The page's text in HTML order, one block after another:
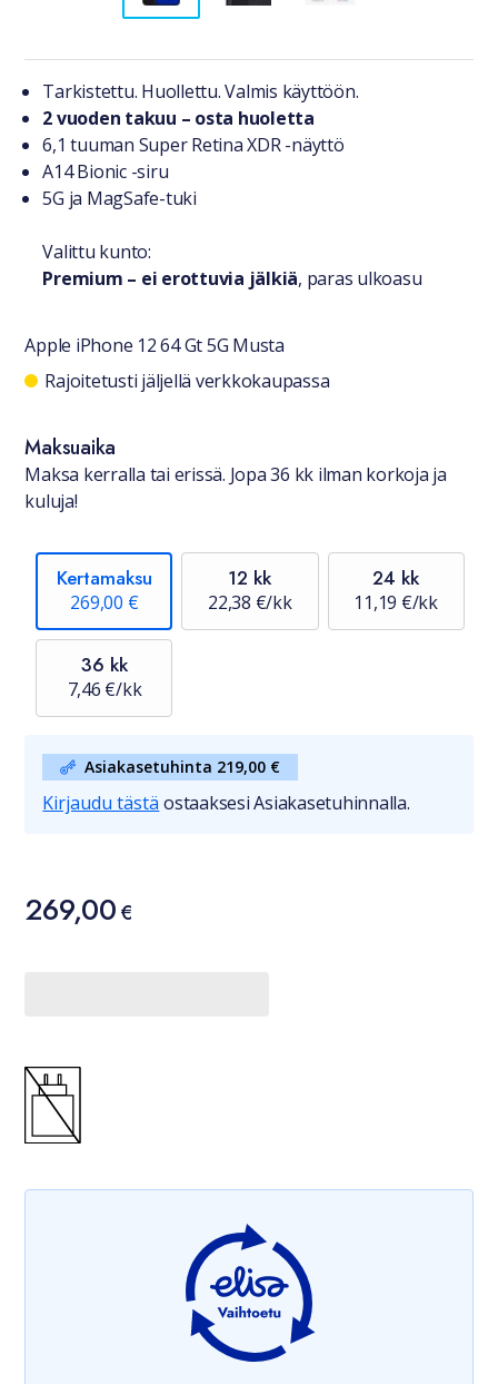
Tuotteesta lyhyesti
Tarkistettu. Huollettu. Valmis käyttöön.
2 vuoden takuu – osta huoletta
6,1 tuuman Super Retina XDR -näyttö
A14 Bionic -siru
5G ja MagSafe-tuki
Valittu kunto:
Premium – ei erottuvia jälkiä, paras ulkoasu
Apple iPhone 12 64 Gt 5G Musta
Saatavuustiedot
Rajoitetusti jäljellä verkkokaupassa
Maksuaika
Maksa kerralla tai erissä. Jopa 36 kk ilman korkoja ja
kuluja!
Kertamaksu
269,00 €
12 kk
22,38 €/kk
24 kk
11,19 €/kk
36 kk
7,46 €/kk
Asiakasetuhinta 219,00 €
Kirjaudu tästä ostaaksesi Asiakasetuhinnalla.
Hinta
269,00 €
269,00€